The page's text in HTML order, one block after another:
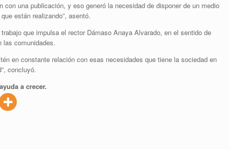
una publicación, y eso generó la necesidad de disponer de un medio
están realizando”, asentó.
que impulsa el rector Dámaso Anaya Alvarado, en el sentido de
las comunidades.
en constante relación con esas necesidades que tiene la sociedad en
concluyó.
a crecer.